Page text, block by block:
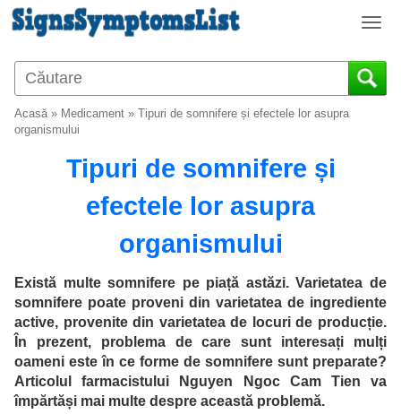
T
g
g
i
o
n
Acasă» Medicament » Tipuri de somnifere și efectele lor asupra
organismului
Tipuri de somnifere și
efectele lor asupra
organismului
Există multe somnifere pe piață astăzi. Varietatea de
somnifere poate proveni din varietatea de ingrediente
active, provenite din varietatea de locuri de producție.
În prezent, problema de care sunt interesați mulți
oameni este în ce forme de somnifere sunt preparate?
Articolul farmacistului Nguyen Ngoc Cam Tien va
împărtăși mai multe despre această problemă.